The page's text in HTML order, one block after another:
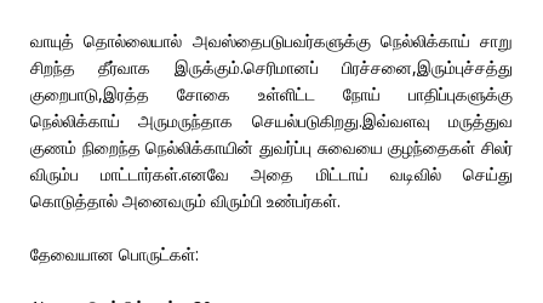
வாயுத் தொல்லையால் அவஸ்தைபடுபவர்களுக்கு நெல்லிக்காய் சாறு
சிறந்த தீர்வாக இருக்கும்.செரிமானப் பிரச்சனை,இரும்புச்சத்து
குறைபாடு,இரத்த சோகை உள்ளிட்ட நோய் பாதிப்புகளுக்கு
நெல்லிக்காய் அருமருந்தாக செயல்படுகிறது.இவ்வளவு மருத்துவ
குணம் நிறைந்த நெல்லிக்காயின் துவர்ப்பு சுவையை குழந்தைகள் சிலர்
விரும்ப மாட்டார்கள்.எனவே அதை மிட்டாய் வடிவில் செய்து
கொடுத்தால் அனைவரும் விரும்பி உண்பர்கள்.
தேவையான பொருட்கள்: